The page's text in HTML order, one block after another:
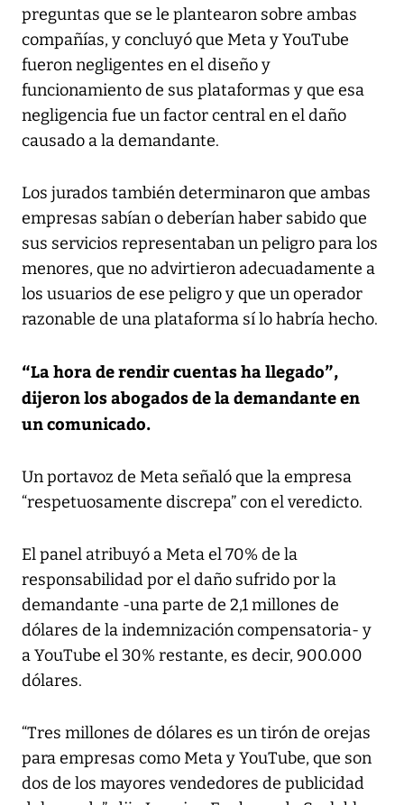
preguntas que se le plantearon sobre ambas
compañías, y concluyó que Meta y YouTube
fueron negligentes en el diseño y
funcionamiento de sus plataformas y que esa
negligencia fue un factor central en el daño
causado a la demandante.
Los jurados también determinaron que ambas
empresas sabían o deberían haber sabido que
sus servicios representaban un peligro para los
menores, que no advirtieron adecuadamente a
los usuarios de ese peligro y que un operador
razonable de una plataforma sí lo habría hecho.
“La hora de rendir cuentas ha llegado”,
dijeron los abogados de la demandante en
un comunicado.
Un portavoz de Meta señaló que la empresa
“respetuosamente discrepa” con el veredicto.
El panel atribuyó a Meta el 70% de la
responsabilidad por el daño sufrido por la
demandante -una parte de 2,1 millones de
dólares de la indemnización compensatoria- y
a YouTube el 30% restante, es decir, 900.000
dólares.
“Tres millones de dólares es un tirón de orejas
para empresas como Meta y YouTube, que son
dos de los mayores vendedores de publicidad